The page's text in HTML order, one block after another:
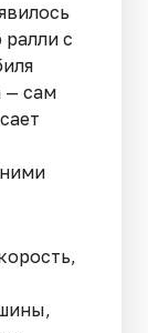
ралли с
— сам